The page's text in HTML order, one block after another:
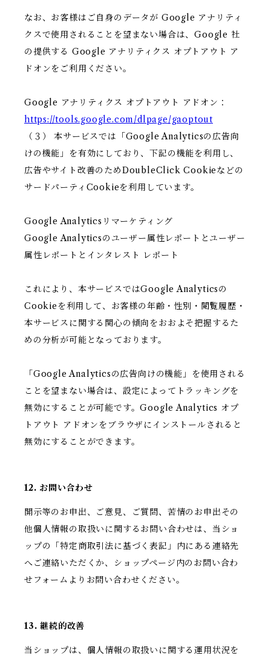
なお、お客様はご自身のデータが Google アナリティ
クスで使用されることを望まない場合は、Google 社
の提供する Google アナリティクス オプトアウト ア
ドオンをご利用ください。
Google アナリティクス オプトアウト アドオン：
https://tools.google.com/dlpage/gaoptout
（３） 本サービスでは「Google Analyticsの広告向
けの機能」を有効にしており、下記の機能を利用し、
広告やサイト改善のためDoubleClick Cookieなどの
サードパーティCookieを利用しています。
Google Analyticsリマーケティング
Google Analyticsのユーザー属性レポートとユーザー
属性レポートとインタレスト レポート
これにより、本サービスではGoogle Analyticsの
Cookieを利用して、お客様の年齢・性別・閲覧履歴・
本サービスに関する関心の傾向をおおよそ把握するた
めの分析が可能となっております。
「Google Analyticsの広告向けの機能」を使用される
ことを望まない場合は、設定によってトラッキングを
無効にすることが可能です。Google Analytics オプ
トアウト アドオンをブラウザにインストールされると
無効にすることができます。
12. お問い合わせ
開示等のお申出、ご意見、ご質問、苦情のお申出その
他個人情報の取扱いに関するお問い合わせは、当ショ
ップの「特定商取引法に基づく表記」内にある連絡先
へご連絡いただくか、ショップページ内のお問い合わ
せフォームよりお問い合わせください。
13. 継続的改善
当ショップは、個人情報の取扱いに関する運用状況を